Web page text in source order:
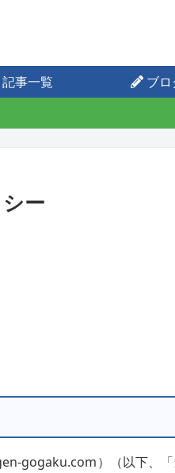
記事一覧 ブ
ー
gogaku.com）（以下、